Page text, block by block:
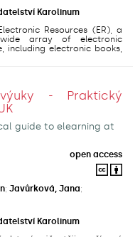
Karolinum
Resources (ER), a
array of electronic
including electronic books,
- Praktický
guide to elearning at
open access
; Javůrková, Jana;
Karolinum